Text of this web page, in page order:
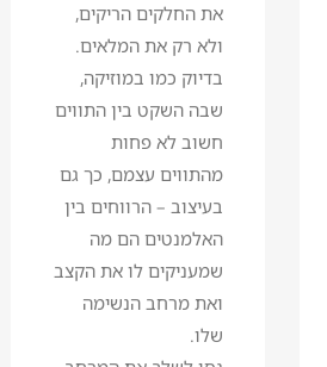
את החלקים הריקים,
ולא רק את המלאים.
בדיוק כמו במוזיקה,
שבה השקט בין התווים
חשוב לא פחות
מהתווים עצמם, כך גם
בעיצוב – הרווחים בין
האלמנטים הם מה
שמעניקים לו את הקצב
ואת מרחב הנשימה
שלו.